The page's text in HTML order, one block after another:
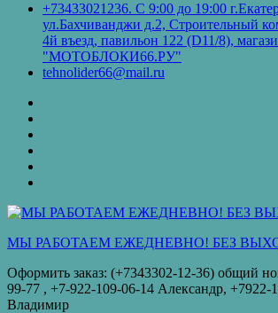
+73433021236. С 9:00 до 19:00
ул.Бахчиванджи д.2, Строительный
4й въезд, павильон 122 (D11/8),
"МОТОБЛОКИ66.РУ"
tehnolider66@mail.ru
кредит
МЫ РАБОТАЕМ ЕЖЕДНЕВНО! БЕЗ
Оформить заказ: (+7343302-12-36) общий
99-77‬ , +7-922-109-06-14 Александр, +7922-
Владимир